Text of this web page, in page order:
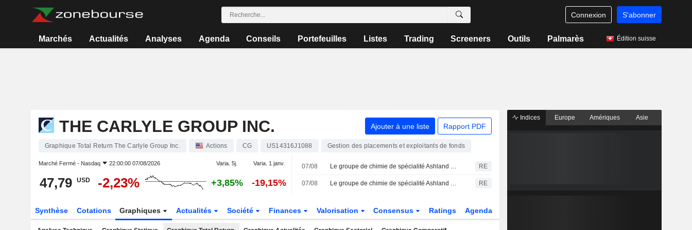
Connexion S'abonner
Marchés Actualités Analyses Agenda Conseils Portefeuilles Listes Trading Screeners Outils Palmarès Édition suisse
THE CARLYLE GROUP INC. Ajouter à une liste Rapport PDF
Graphique Total Return The Carlyle Group Inc. Actions CG US14316J1088 Gestion des placements et exploitants de fonds
Marché Fermé - Nasdaq 22:00:00 07/08/2026 Varia. 5j. Varia. 1 janv.
47,79 USD -2,23% +3,85% -19,15%
07/08 Le groupe de chimie de spécialité Ashland envisage une vente sous la pression d'investisseurs activistes, selon des sources RE
07/08 Le groupe de chimie de spécialité Ashland envisage une vente sous la pression d'un actionnaire activiste, selon Bloomberg News RE
Synthèse Cotations Graphiques Actualités Société Finances Valorisation Consensus Ratings Agenda
Indices Europe Amériques Asie